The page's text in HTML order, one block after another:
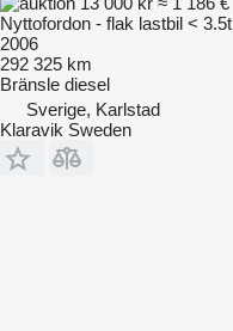
Nyttofordon - flak lastbil < 3.5t
2006
292 325 km
Bränsle diesel
Sverige, Karlstad
Klaravik Sweden